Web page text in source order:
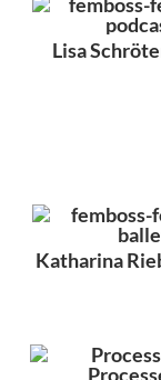
Lisa
Katharina